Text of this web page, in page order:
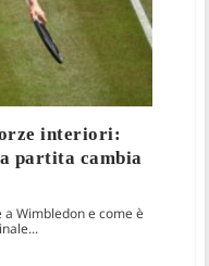
interiori:
partita cambia
Wimbledon e come è